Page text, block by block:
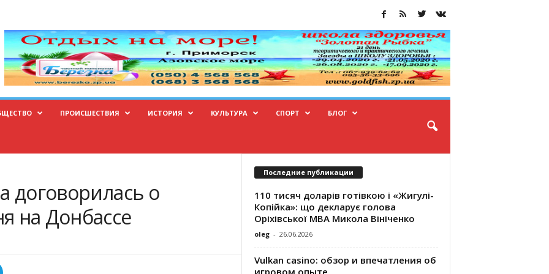
ПРОИСШЕСТВИЯ ИСТОРИЯ КУЛЬТУРА СПОРТ БЛОГ
договорилась о
на Донбассе
Последние публикации
110 тисяч доларів готівкою і «Жигулі-
Копійка»: що декларує голова
Оріхівської МВА Микола Вініченко
oleg - 26.06.2026
Vulkan casino: обзор и впечатления об
игровом опыте